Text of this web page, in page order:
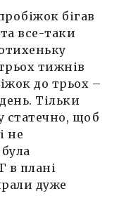
бігав
все-таки
тижнів
до трьох –
Тільки
статечно, щоб
не
в плані
дуже